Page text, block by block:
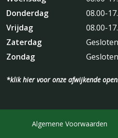
Donderdag
08.00-
Vrijdag
08.00-
Zaterdag
Zondag
Gesloten
*klik hier voor onze afwijkende
Algemene Voorwaarden